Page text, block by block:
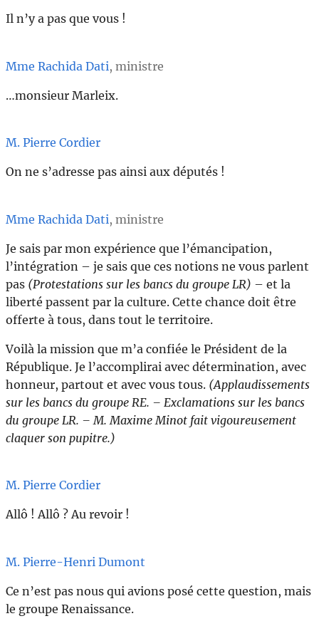
Il n’y a pas que vous !
Mme Rachida Dati, ministre
…monsieur Marleix.
M. Pierre Cordier
On ne s’adresse pas ainsi aux députés !
Mme Rachida Dati, ministre
Je sais par mon expérience que l’émancipation,
l’intégration – je sais que ces notions ne vous parlent
pas (Protestations sur les bancs du groupe LR) – et la
liberté passent par la culture. Cette chance doit être
offerte à tous, dans tout le territoire.
Voilà la mission que m’a confiée le Président de la
République. Je l’accomplirai avec détermination, avec
honneur, partout et avec vous tous. (Applaudissements
sur les bancs du groupe RE. – Exclamations sur les bancs
du groupe LR. – M. Maxime Minot fait vigoureusement
claquer son pupitre.)
M. Pierre Cordier
Allô ! Allô ? Au revoir !
M. Pierre-Henri Dumont
Ce n’est pas nous qui avions posé cette question, mais
le groupe Renaissance.